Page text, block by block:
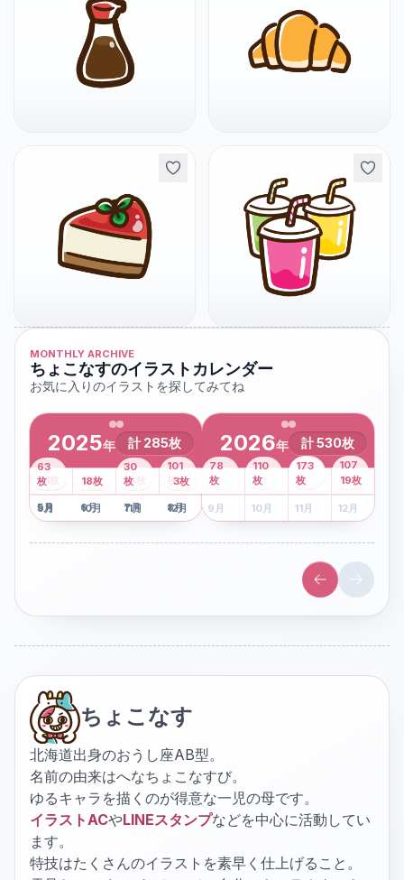
MONTHLY ARCHIVE
ちょこなすのイラストカレンダー
お気に入りのイラストを探してみてね
2025年 計 285枚
1月
2枚 2月 3月 4月
8枚
5月
41 枚
6月
13枚
7月
6枚
8月
101
枚
9月
63
枚
10月
18枚
11月
30
枚
12月
3枚
2026年 計530枚
1月 2月 3月
43
枚
4月
107
枚
5 月
78
枚
6月
110
枚
7月
173
枚
8月
19枚
9 月 10月 11月 12月
ちょこなす
北海道出身のおうし座AB型。
名前の由来はへなちょこなすび。
ゆるキャラを描くのが得意な一児の母です。
イラストACやLINEスタンプなどを中心に活動してい
ます。
特技はたくさんのイラストを素早く仕上げること。